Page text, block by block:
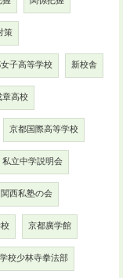
策
子高等学校 新校舎
章高校
京都国際高等学校
私立中学説明会
関西私塾の会
京都廣学館
校少林寺拳法部